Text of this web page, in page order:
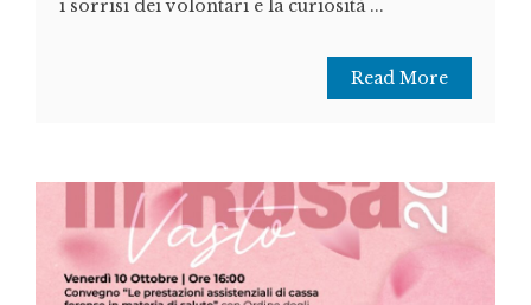
i sorrisi dei volontari e la curiosità ...
Read More